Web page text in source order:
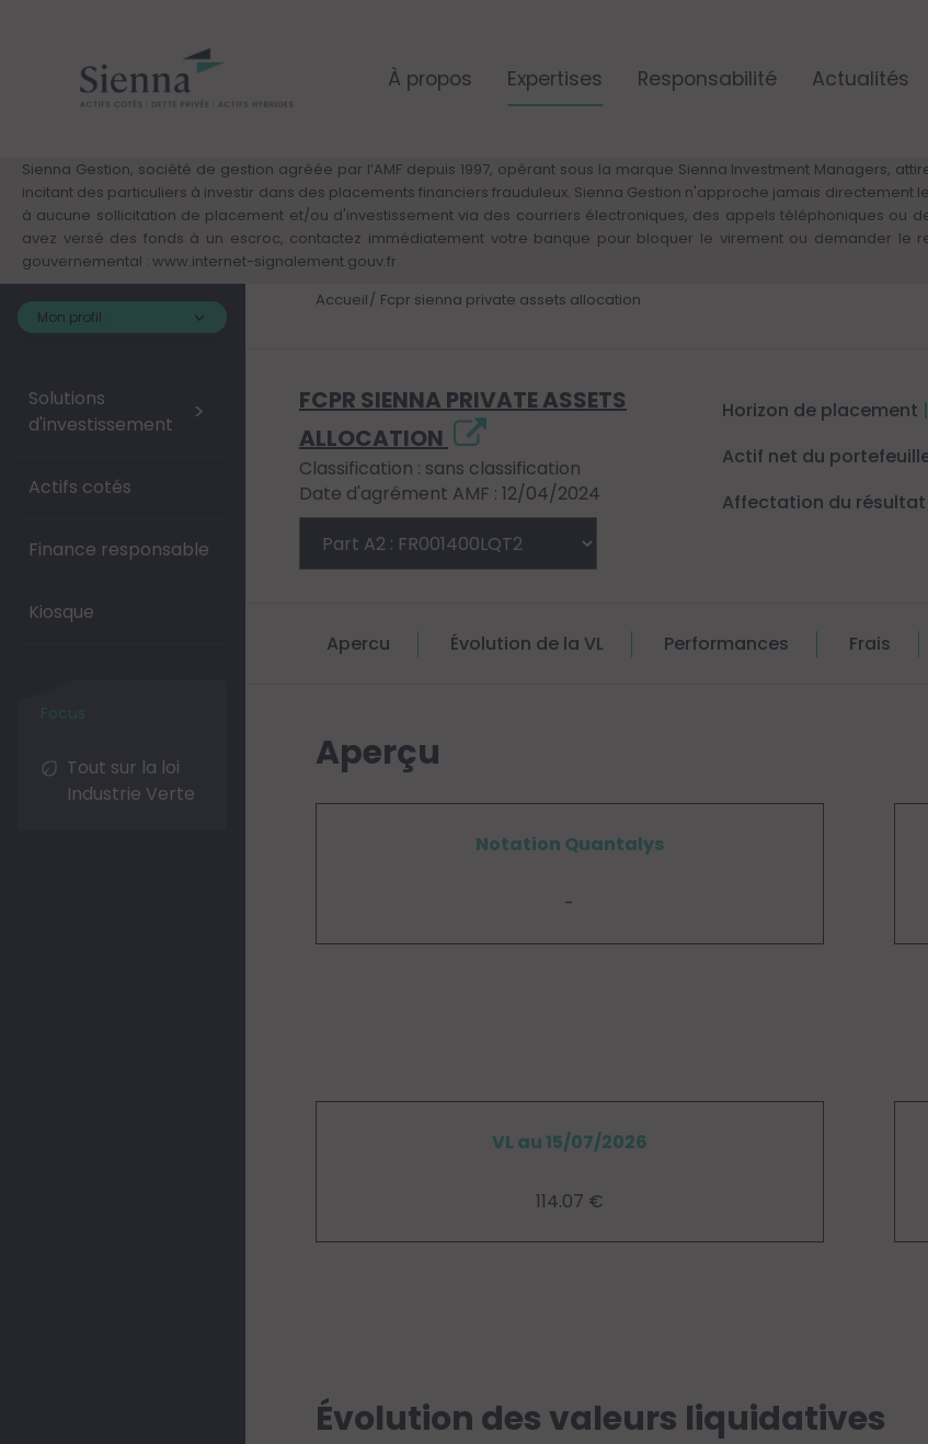
À propos Expertises Responsabilité Actualités
Sienna Gestion, société de gestion agréée par l’AMF depuis 1997, opérant sous la marque Sienna Investment Managers,
incitant des particuliers à investir dans des placements financiers frauduleux. Sienna Gestion n'approche jamais
à aucune sollicitation de placement et/ou d'investissement via des courriers électroniques, des appels téléphoniques ou
avez versé des fonds à un escroc, contactez immédiatement votre banque pour bloquer le virement ou demander le
gouvernemental : www.internet-signalement.gouv.fr
Mon profil :
Solutions
d'investissement
>
Actifs cotés
Finance responsable
Kiosque
Tout sur la loi
Industrie Verte
Accueil Fcpr sienna private assets allocation
FCPR SIENNA PRIVATE ASSETS
ALLOCATION
Classification : sans classification
Date d'agrément AMF : 12/04/2024
Horizon de placement
Actif net du
Affectation du résultat
Apercu Évolution de la VL Performances Frais
Aperçu
Notation Quantalys
-
VL au 15/07/2026
114.07 €
Évolution des valeurs liquidatives